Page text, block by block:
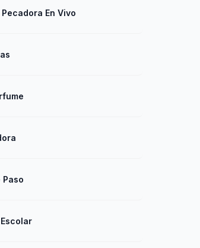
En Vivo
Paso